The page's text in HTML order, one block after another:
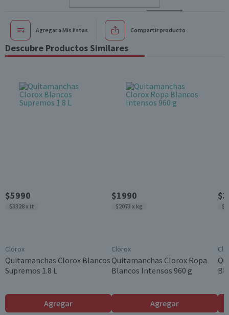
Agregar a Mis listas Compartir producto
Descubre Productos Similares
$5990
$3328 x lt
Clorox
Quitamanchas Clorox Blancos
Supremos 1.8 L
Agregar
$1990
$2073 x kg
Clorox
Quitamanchas Clorox Ropa
Blancos Intensos 960 g
Agregar